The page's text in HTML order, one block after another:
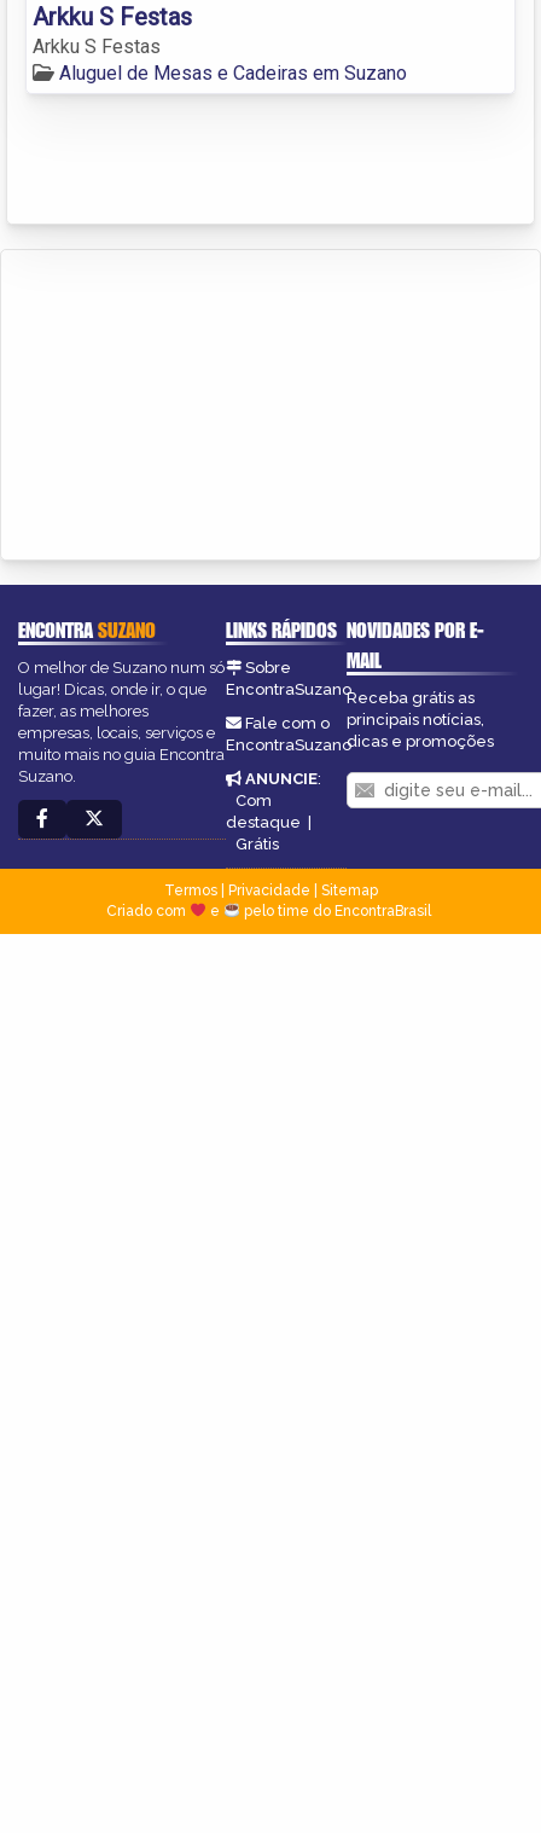
Arkku S Festas
Arkku S Festas
Aluguel de Mesas e Cadeiras em Suzano
ENCONTRASUZANO
O melhor de Suzano num só
lugar! Dicas, onde ir, o que
fazer, as melhores
empresas, locais, serviços e
muito mais no guia Encontra
Suzano.
LINKS RÁPIDOS
Sobre
EncontraSuzano
Fale com o
EncontraSuzano
ANUNCIE:
Com
destaque |
Grátis
NOVIDADES POR E-
MAIL
Receba grátis as
principais notícias,
dicas e promoções
Termos| Privacidade
Sitemap
Criado com
e pelo time do EncontraBrasil